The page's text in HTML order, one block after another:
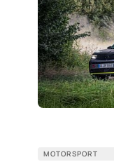
MOTORSPORT